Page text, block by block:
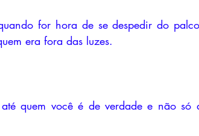
for hora de se despedir do
era fora das luzes.
quem você é de verdade e não só